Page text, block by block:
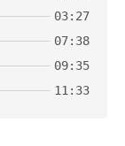
03:27
07:38
09:35
11:33